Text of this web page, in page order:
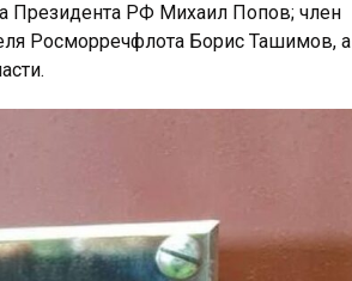
Президента РФ Михаил Попов; член
Росморречфлота Борис Ташимов, а